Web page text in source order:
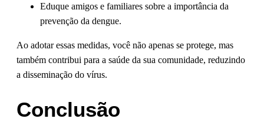
Eduque amigos e familiares sobre a importância da
prevenção da dengue.
Ao adotar essas medidas, você não apenas se protege, mas
também contribui para a saúde da sua comunidade, reduzindo
a disseminação do vírus.
Conclusão